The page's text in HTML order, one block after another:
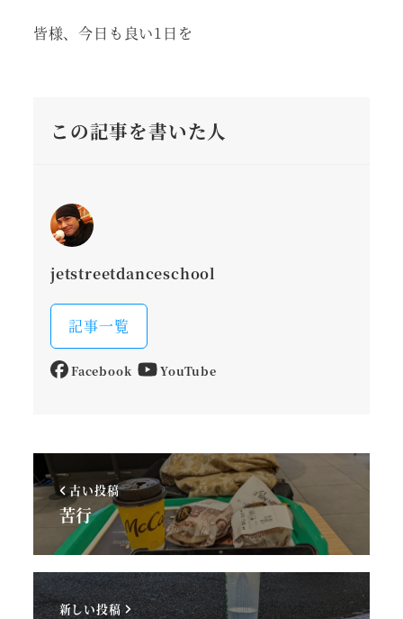
皆様、今日も良い1日を
この記事を書いた人
jetstreetdanceschool
記事一覧
Facebook YouTube
古い投稿
苦行
新しい投稿